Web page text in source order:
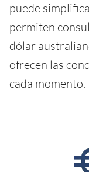
puede
permiten
dólar
ofrecen las
cada momento.